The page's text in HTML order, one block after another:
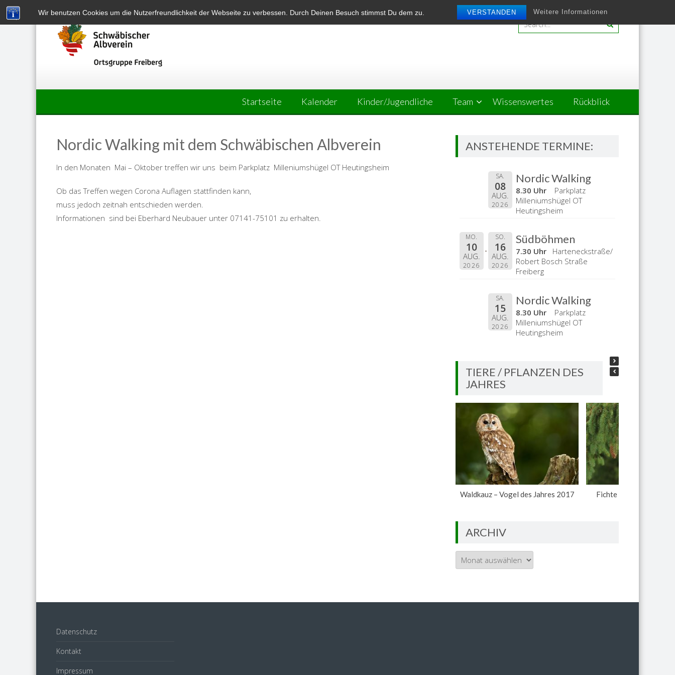
Wir benutzen Cookies um die Nutzerfreundlichkeit der Webseite zu verbessen. Durch Deinen Besuch stimmst Du dem zu. VERSTANDEN Weitere Informationen
Skip
to
Startseite Kalender Kinder/Jugendliche Team Wissenswertes Rückblick
Nordic Walking mit dem Schwäbischen Albverein
In den Monaten Mai – Oktober treffen wir uns beim Parkplatz Milleniumshügel OT Heutingsheim
Ob das Treffen wegen Corona Auflagen stattfinden kann,
muss jedoch zeitnah entschieden werden.
Informationen sind bei Eberhard Neubauer unter 07141-75101 zu erhalten.
ANSTEHENDE TERMINE:
SA.
08
AUG.
2026
Nordic Walking
8.30 Uhr
Parkplatz
Milleniumshügel OT
Heutingsheim
MO.
10
AUG.
2026
SO.
16
AUG.
2026
Südböhmen
7.30 Uhr
Harteneckstraße/
Robert Bosch Straße
Freiberg
SA.
15
AUG.
2026
Nordic Walking
8.30 Uhr
Parkplatz
Milleniumshügel OT
Heutingsheim
TIERE / PFLANZEN DES
JAHRES
Waldkauz – Vogel des Jahres 2017 Fichte – Baum des
ARCHIV
Archiv
Datenschutz
Kontakt
Impressum